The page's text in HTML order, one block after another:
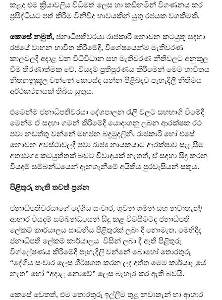
කළද එම ක්‍රියාවලිය විධිමත් ලෙස හා කඩිනමින් විගණනය කර
ප්‍රසිද්ධියට පත් කිරීම විනිවිද භාවයකින් යුතු රජයක වගකීමකි.
කෙසේ නමුත්, ජනාධිපතිවරයා රාජකාරී නොවන කටයුතු සඳහා
රජයේ වාහන භාවිත කිරීමේදී, විශේෂයෙන්ම මැතිවරණ
කාලවලදී අදාළ වන විධිවිධාන සහ මැතිවරණ නීතිවලට අනුකූල
වීම තීරණාත්මක වේ. වියදම් ප්‍රතිපූරණය කිරීමෙන් මෙම භාවිතය
නීත්‍යානුකූල වන්නේ කෙසේද යන්න පිළිබඳව පැහැදිලි නීතිමය
අර්ථකථනයක් තිබිය යුතුය.
එමෙන්ම ජනාධිපතිවරයා දේශපාලන රැලි වලට සහභාගි වීමේදී
මෙන්ම ඒ සදහා ගමන් කිරීමේදී යොදාගනු ලබන ආරක්ෂක රථ
පවා නඩත්තු වන්නේ මහජන බදුමුදලිනි. රාජකාරි හෝ එසේ
නොවන අවස්ථාවලදී පවා රාජ්‍ය නායකයාට ආරක්ෂාව සැලසීම
අත්‍යවශ්‍ය කටයුත්තක් බවට විවාදයක් නැතත්, ඒ සඳහා සිදු කරන
වියදම් සම්බන්ධයෙන් දැනගැනීමේ අයිතිය පුරවැසියන් සතුය.
පිළිතුරු නැති තවත් ප්‍රශ්න
ජනාධිපතිවරයාගේ දේශීය සංචාර, ගුවන් ගමන් සහ නවාතැන්/
ආහාර වියදම් සම්බන්ධයෙන් සිදු කළ විමසීමටද ජනාධිපති
ලේකම් කාර්යාලය සාධනීය පිළිතුරක් ලබා දී නොමැත. මෙහිදීද
ජනාධිපති ලේකම් කාර්යාලය විසින් ලබා දී ඇති පිළිතුරු
විශ්ලේෂණය කිරීමේදී පැහැදිලි වන්නේ බොහෝ තොරතුරු
“දේශීය සංචාර ලෙස ශීර්ෂගත කරන ලද දත්ත මෙම කාර්යාලයේ
නැත” හෝ “අදාළ නොවේ” ලෙස බැහැර කර ඇති බවයි.
කෙසේ වෙතත්, එම තොරතුරු ඉල්ලීම තුළ නවාතැන් හා ආහාර